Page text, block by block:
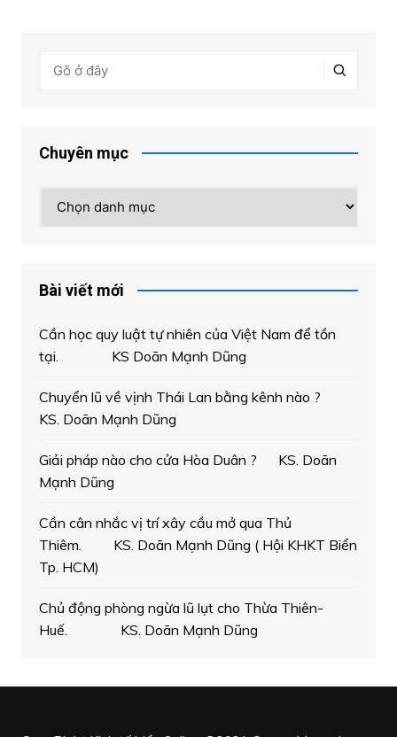
Chuyên mục
mục
Bài viết mới
Cần học quy luật tự nhiên của Việt Nam để tồn
tại. KS Doãn Mạnh Dũng
Chuyển lũ về vịnh Thái Lan bằng kênh nào ?
KS. Doãn Mạnh Dũng
Giải pháp nào cho cửa Hòa Duân ? KS. Doãn
Mạnh Dũng
Cần cân nhắc vị trí xây cầu mở qua Thủ
Thiêm. KS. Doãn Mạnh Dũng ( Hội KHKT Biển
Tp. HCM)
Chủ động phòng ngừa lũ lụt cho Thừa Thiên-
Huế. KS. Doãn Mạnh Dũng